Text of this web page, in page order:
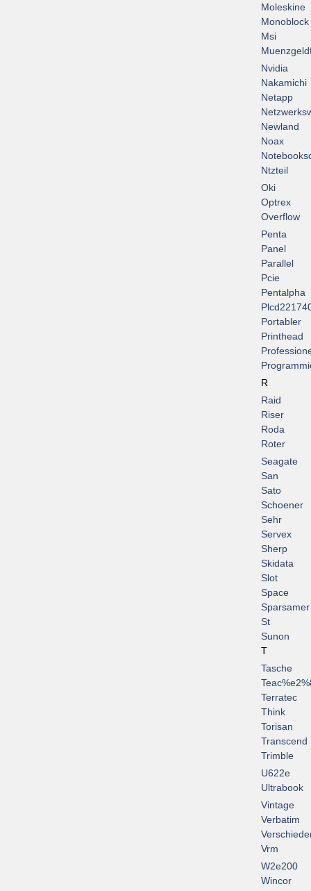
Moleskine
Monoblock
Msi
Nvidia
Nakamichi
Netapp
Newland
Noax
Ntzteil
Oki
Optrex
Overflow
Penta
Panel
Parallel
Pcie
Pentalpha
Portabler
Printhead
R
Raid
Riser
Roda
Roter
Seagate
San
Sato
Schoener
Sehr
Servex
Sherp
Skidata
Slot
Space
Sparsamer
St
Sunon
T
Tasche
Terratec
Think
Torisan
Transcend
Trimble
U622e
Ultrabook
Vintage
Verbatim
Vrm
W2e200
Wincor